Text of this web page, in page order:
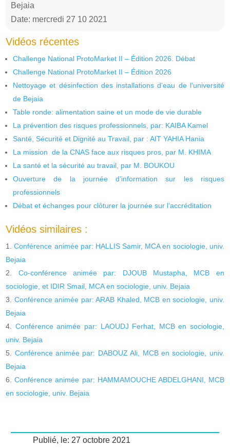
Bejaia
Date: mercredi 27 10 2021
Vidéos récentes
Challenge National ProtoMarket II – Édition 2026. Débat
Challenge National ProtoMarket II – Édition 2026
Nettoyage et désinfection des installations d’eau de l’université
de Bejaia
Table ronde: alimentation saine et un mode de vie durable
La prévention des risques professionnels, par: KAIBA Kamel
Santé, Sécurité et Dignité au Travail, par : AIT YAHIA Hania
La mission de la CNAS face aux risques pros, par M. KHIMA
La santé et la sécurité au travail, par M. BOUKOU
Ouverture de la journée d’information sur les risques
professionnels
Débat et échanges pour clôturer la journée sur l’accréditation
Vidéos similaires :
Conférence animée par: HALLIS Samir, MCA en sociologie, univ.
Bejaia
Co-conférence animée par: DJOUB Mustapha, MCB en
sociologie, et IDIR Smail, MCA en sociologie, univ. Bejaia
Conférence animée par: ARAB Khaled, MCB en sociologie, univ.
Bejaia
Conférence animée par: LAOUDJ Ferhat, MCB en sociologie,
univ. Bejaia
Conférence animée par: DABOUZ Ali, MCB en sociologie, univ.
Bejaia
Conférence animée par: HAMMAMOUCHE ABDELGHANI, MCB
en sociologie, univ. Bejaia
Publié, le: 27 octobre 2021